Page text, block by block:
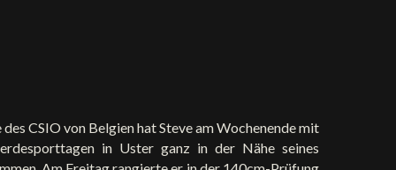
CSIO von Belgien hat Steve am Wochenende mit
in Uster ganz in der Nähe seines